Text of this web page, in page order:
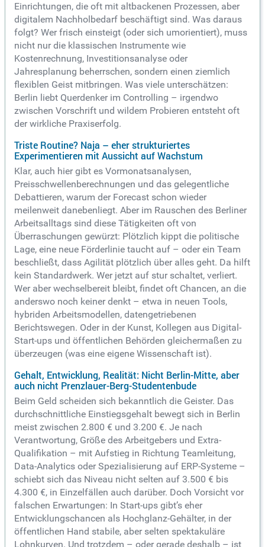
Einrichtungen, die oft mit altbackenen Prozessen, aber
digitalem Nachholbedarf beschäftigt sind. Was daraus
folgt? Wer frisch einsteigt (oder sich umorientiert), muss
nicht nur die klassischen Instrumente wie
Kostenrechnung, Investitionsanalyse oder
Jahresplanung beherrschen, sondern einen ziemlich
flexiblen Geist mitbringen. Was viele unterschätzen:
Berlin liebt Querdenker im Controlling – irgendwo
zwischen Vorschrift und wildem Probieren entsteht oft
der wirkliche Praxiserfolg.
Triste Routine? Naja – eher strukturiertes
Experimentieren mit Aussicht auf Wachstum
Klar, auch hier gibt es Vormonatsanalysen,
Preisschwellenberechnungen und das gelegentliche
Debattieren, warum der Forecast schon wieder
meilenweit danebenliegt. Aber im Rauschen des Berliner
Arbeitsalltags sind diese Tätigkeiten oft von
Überraschungen gewürzt: Plötzlich kippt die politische
Lage, eine neue Förderlinie taucht auf – oder ein Team
beschließt, dass Agilität plötzlich über alles geht. Da hilft
kein Standardwerk. Wer jetzt auf stur schaltet, verliert.
Wer aber wechselbereit bleibt, findet oft Chancen, an die
anderswo noch keiner denkt – etwa in neuen Tools,
hybriden Arbeitsmodellen, datengetriebenen
Berichtswegen. Oder in der Kunst, Kollegen aus Digital-
Start-ups und öffentlichen Behörden gleichermaßen zu
überzeugen (was eine eigene Wissenschaft ist).
Gehalt, Entwicklung, Realität: Nicht Berlin-Mitte, aber
auch nicht Prenzlauer-Berg-Studentenbude
Beim Geld scheiden sich bekanntlich die Geister. Das
durchschnittliche Einstiegsgehalt bewegt sich in Berlin
meist zwischen 2.800 € und 3.200 €. Je nach
Verantwortung, Größe des Arbeitgebers und Extra-
Qualifikation – mit Aufstieg in Richtung Teamleitung,
Data-Analytics oder Spezialisierung auf ERP-Systeme –
schiebt sich das Niveau nicht selten auf 3.500 € bis
4.300 €, in Einzelfällen auch darüber. Doch Vorsicht vor
falschen Erwartungen: In Start-ups gibt’s eher
Entwicklungschancen als Hochglanz-Gehälter, in der
öffentlichen Hand stabile, aber selten spektakuläre
Lohnkurven. Und trotzdem – oder gerade deshalb – ist